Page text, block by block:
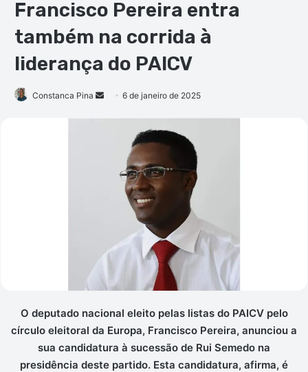
Francisco Pereira entra
também na corrida à
liderança do PAICV
Constanca Pina
Mande6 de janeiro de 2025
O deputado nacional eleito pelas listas do PAICV pelo
círculo eleitoral da Europa, Francisco Pereira, anunciou a
sua candidatura à sucessão de Rui Semedo na
presidência deste partido. Esta candidatura, afirma, é